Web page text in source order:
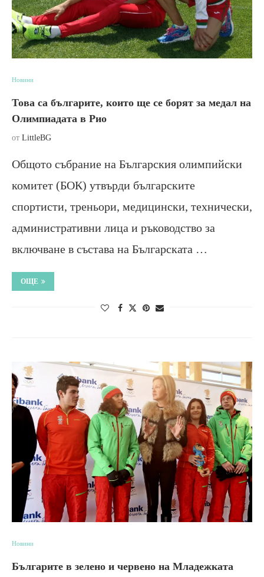
Новини
Това са българите, които ще се борят за медал на
Олимпиадата в Рио
от LittleBG
Общото събрание на Българския олимпийски
комитет (БОК) утвърди българските
спортисти, треньори, медицински, технически,
административни лица и ръководство за
включване в състава на Българската …
ОЩЕ
Новини
Българите в зелено и червено на Младежката